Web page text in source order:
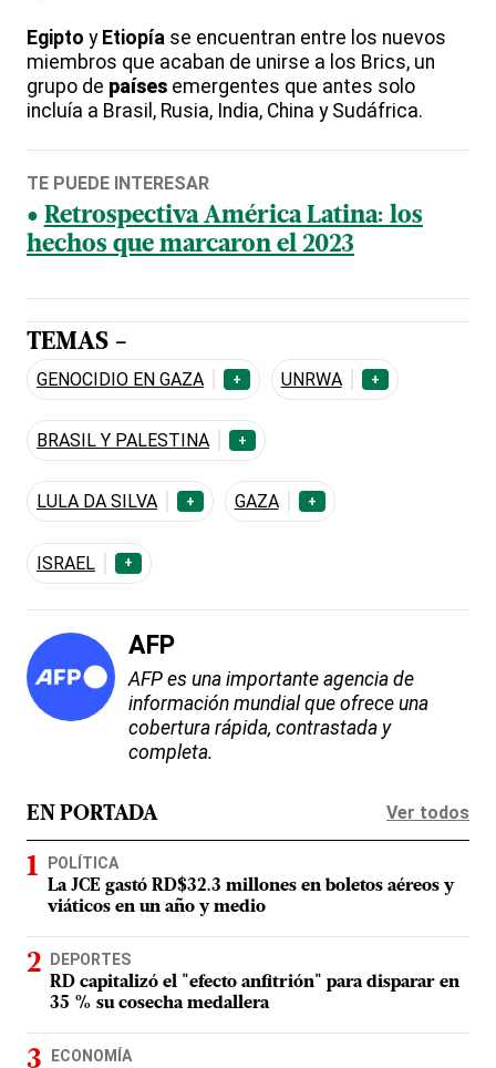
Egipto y Etiopía se encuentran entre los nuevos
miembros que acaban de unirse a los Brics, un
grupo de países emergentes que antes solo
incluía a Brasil, Rusia, India, China y Sudáfrica.
TE PUEDE INTERESAR
Retrospectiva América Latina: los
hechos que marcaron el 2023
TEMAS -
GENOCIDIO EN GAZA + UNRWA +
BRASIL Y PALESTINA +
LULA DA SILVA + GAZA +
ISRAEL +
AFP
AFP es una importante agencia de
información mundial que ofrece una
cobertura rápida, contrastada y
completa.
EN PORTADA Ver todos
POLÍTICA
La JCE gastó RD$32.3 millones en boletos aéreos y
viáticos en un año y medio
DEPORTES
RD capitalizó el "efecto anfitrión" para disparar en
35 % su cosecha medallera
ECONOMÍA